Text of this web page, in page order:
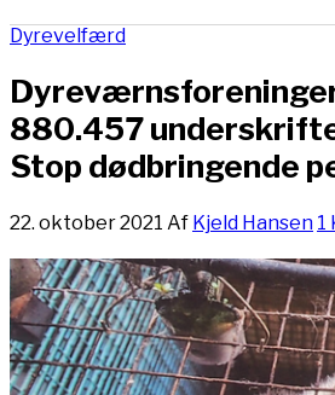
Dyrevelfærd
880.457
Stop dødbringende
22. oktober 2021 Af Kjeld Hansen 1